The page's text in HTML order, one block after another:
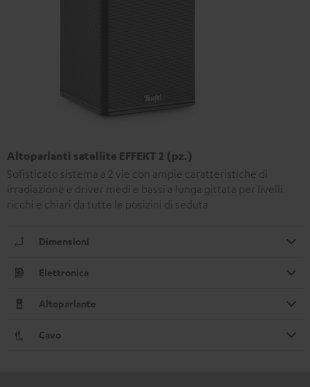
Altoparlanti satellite EFFEKT 2 (pz.)
Sofisticato sistema a 2 vie con ampie caratteristiche di
irradiazione e driver medi e bassi a lunga gittata per livelli
ricchi e chiari da tutte le posizini di seduta
Dimensioni
Elettronica
Altoparlante
Cavo